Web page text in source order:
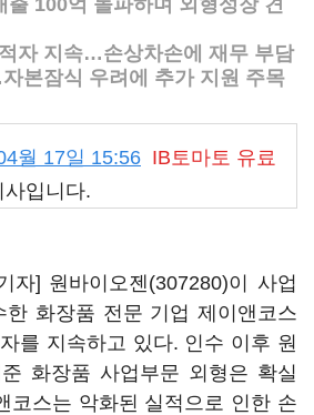
출 100억 돌파하며 외형성장 견
자 지속…손상차손에 재무 부담
본잠식 우려에 추가 지원 주목
월 17일 15:56 IB토마토 유료
입니다.
자] 원바이오젠(307280)이 사업
한 화장품 전문 기업 제이앤코스
를 지속하고 있다. 인수 이후 원
화장품 사업부문 외형은 확실
코스는 악화된 실적으로 인한 손